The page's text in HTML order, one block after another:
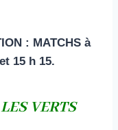
: MATCHS à
15 h 15.
VERTS